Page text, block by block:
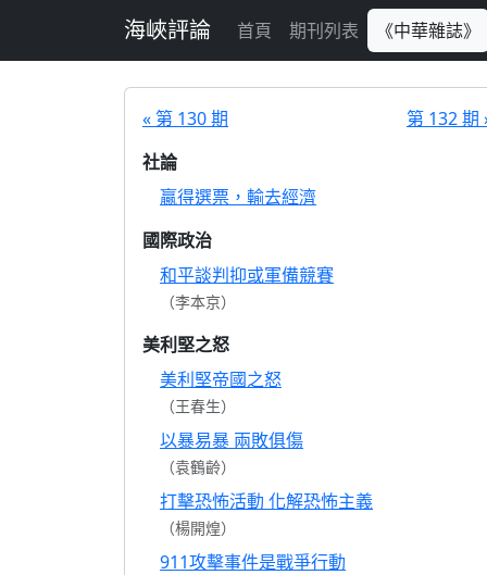
海峽評論 首頁 期刊列表 《中華雜誌》
« 第 130 期
第 132 期
社論
贏得選票，輸去經濟
國際政治
和平談判抑或軍備競賽
（李本京）
美利堅之怒
美利堅帝國之怒
（王春生）
以暴易暴 兩敗俱傷
（袁鶴齡）
打擊恐怖活動 化解恐怖主義
（楊開煌）
911攻擊事件是戰爭行動